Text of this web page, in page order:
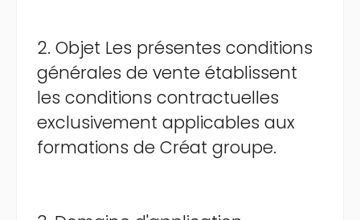
2. Objet Les présentes conditions
générales de vente établissent
les conditions contractuelles
exclusivement applicables aux
formations de Créat groupe.